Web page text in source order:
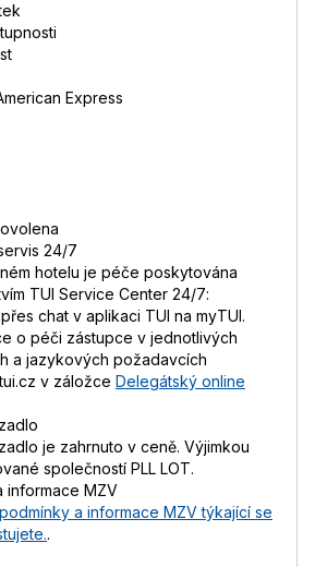
Express
24/7
hotelu je péče poskytována
TUI Service Center 24/7:
chat v aplikaci TUI na myTUI.
o péči zástupce v jednotlivých
a jazykových požadavcích
v záložce Delegátský online
je zahrnuto v ceně. Výjimkou
společností PLL LOT.
informace MZV
a informace MZV týkající se
.